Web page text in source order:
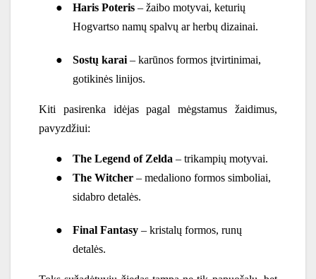
●
Haris Poteris – žaibo motyvai, keturių
Hogvartso namų spalvų ar herbų dizainai.
● Sostų karai – karūnos formos įtvirtinimai,
gotikinės linijos.
Kiti pasirenka idėjas pagal mėgstamus žaidimus,
pavyzdžiui:
● The Legend of Zelda – trikampių motyvai.
●
The Witcher – medaliono formos simboliai,
sidabro detalės.
● Final Fantasy – kristalų formos, runų
detalės.